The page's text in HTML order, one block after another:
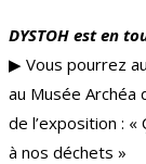
DYSTOH est en
▶︎ Vous pourrez
au Musée
de l’exposition : «
à nos déchets »